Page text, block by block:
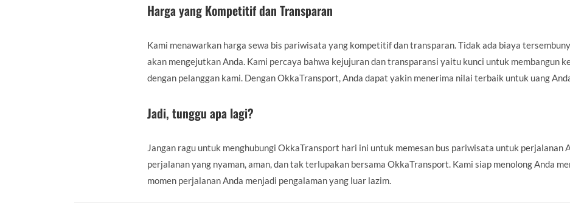
Harga yang Kompetitif dan Transparan
Kami menawarkan harga sewa bis pariwisata yang kompetitif dan transparan. Tidak ada biaya
akan mengejutkan Anda. Kami percaya bahwa kejujuran dan transparansi yaitu kunci untuk membangun
dengan pelanggan kami. Dengan OkkaTransport, Anda dapat yakin menerima nilai terbaik untuk uang
Jadi, tunggu apa lagi?
Jangan ragu untuk menghubungi OkkaTransport hari ini untuk memesan bus pariwisata untuk perjalanan
perjalanan yang nyaman, aman, dan tak terlupakan bersama OkkaTransport. Kami siap menolong Anda
momen perjalanan Anda menjadi pengalaman yang luar lazim.